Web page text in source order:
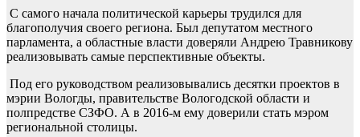
С самого начала политической карьеры трудился для
благополучия своего региона. Был депутатом местного
парламента, а областные власти доверяли Андрею Травникову
реализовывать самые перспективные объекты.
Под его руководством реализовывались десятки проектов в
мэрии Вологды, правительстве Вологодской области и
полпредстве СЗФО. А в 2016-м ему доверили стать мэром
региональной столицы.